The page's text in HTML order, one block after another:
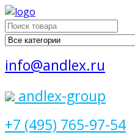
Поиск
для:
info@andlex.ru
andlex-group
+7 (495) 765-97-54